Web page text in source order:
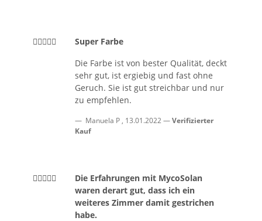
Super Farbe
Die Farbe ist von bester Qualität, deckt
sehr gut, ist ergiebig und fast ohne
Geruch. Sie ist gut streichbar und nur
zu empfehlen.
Manuela P , 13.01.2022
Verifizierter
Kauf
Die Erfahrungen mit MycoSolan
waren derart gut, dass ich ein
weiteres Zimmer damit gestrichen
habe.